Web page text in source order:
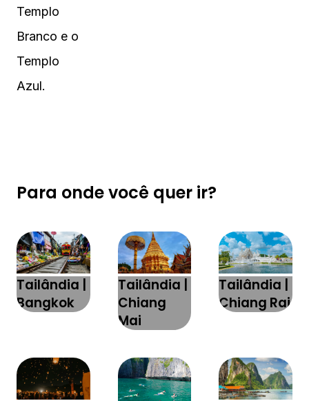
Templo
Branco e o
Templo
Azul.
Para onde você quer ir?
Tailândia |
Bangkok
Tailândia |
Chiang
Mai
Tailândia |
Chiang Rai